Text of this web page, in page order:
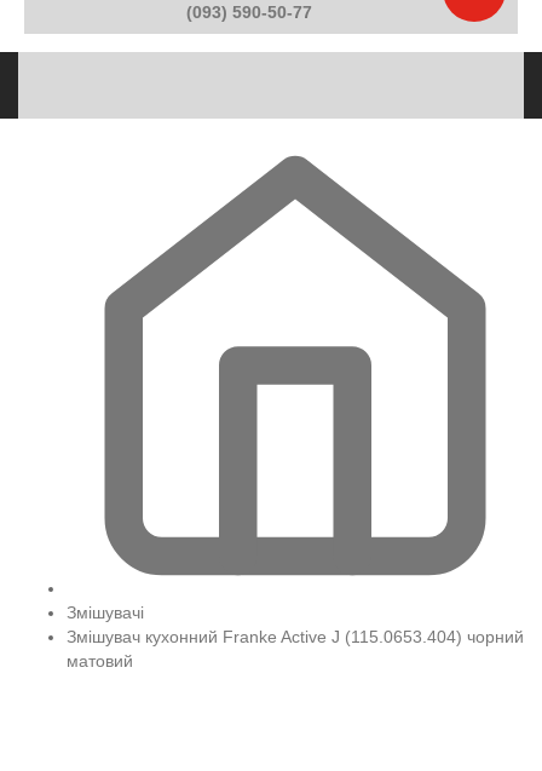
(093) 590-50-77
Змішувачі
Змішувач кухонний Franke Active J (115.0653.404) чорний
матовий